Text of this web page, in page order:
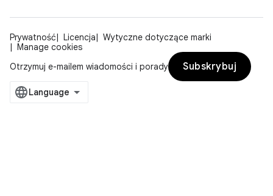
Prywatność Licencja
Wytyczne dotyczące marki
Manage cookies
Otrzymuj e-mailem wiadomości i porady
Subskrybuj